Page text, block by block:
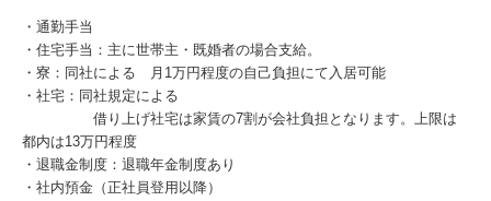
・通勤手当
・住宅手当：主に世帯主・既婚者の場合支給。
・寮：同社による 月1万円程度の自己負担にて入居可能
・社宅：同社規定による
借り上げ社宅は家賃の7割が会社負担となります。上限は
都内は13万円程度
・退職金制度：退職年金制度あり
・社内預金（正社員登用以降）